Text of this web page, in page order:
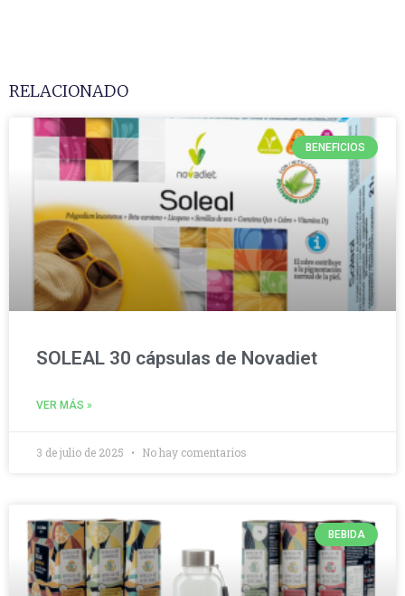
RELACIONADO
BENEFICIOS
SOLEAL 30 cápsulas de Novadiet
VER MÁS »
3 de julio de 2025 No hay comentarios
BEBIDA